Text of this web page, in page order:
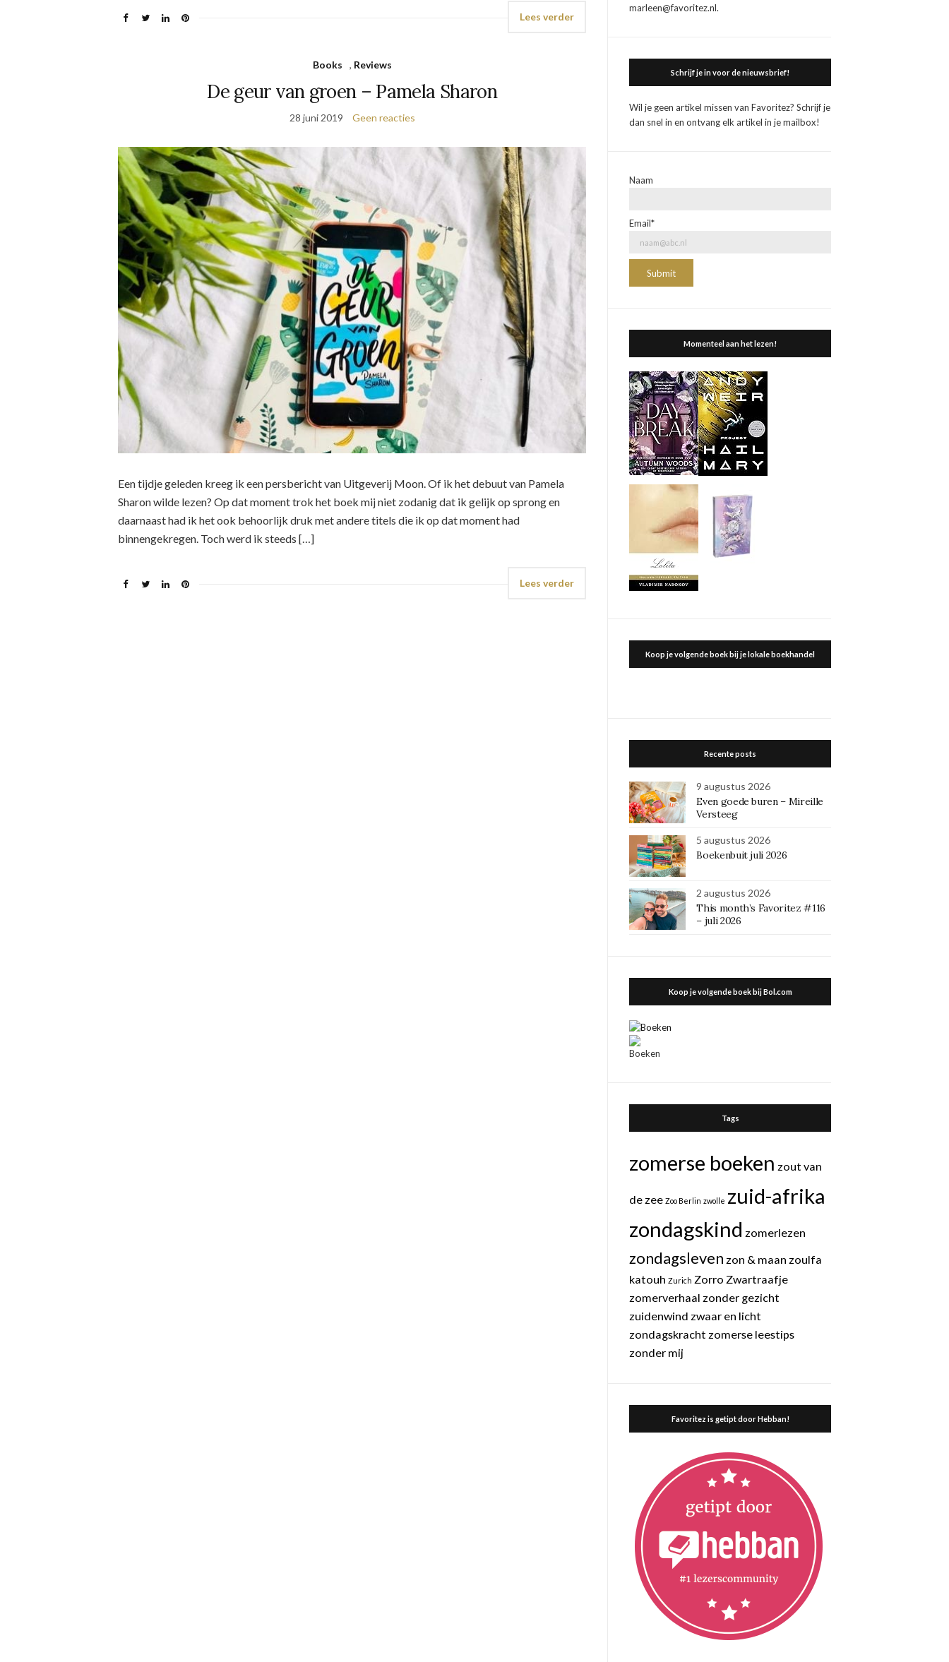
Lees verder
Books , Reviews
De geur van groen – Pamela Sharon
28 juni 2019 Geen reacties
Een tijdje geleden kreeg ik een persbericht van Uitgeverij Moon. Of ik het debuut van Pamela
Sharon wilde lezen? Op dat moment trok het boek mij niet zodanig dat ik gelijk op sprong en
daarnaast had ik het ook behoorlijk druk met andere titels die ik op dat moment had
binnengekregen. Toch werd ik steeds […]
Lees verder
marleen@favoritez.nl.
Schrijf je in voor de nieuwsbrief!
Wil je geen artikel missen van Favoritez? Schrijf je
dan snel in en ontvang elk artikel in je mailbox!
Naam
Email*
Momenteel aan het lezen!
Koop je volgende boek bij je lokale boekhandel
Recente posts
9 augustus 2026
Even goede buren – Mireille
Versteeg
5 augustus 2026
Boekenbuit juli 2026
2 augustus 2026
This month’s Favoritez #116
– juli 2026
Koop je volgende boek bij Bol.com
Tags
zomerse boeken zout van
de zee Zoo Berlin zwolle zuid-afrika
zondagskind zomerlezen
zondagsleven zon & maan zoulfa
katouh Zurich Zorro Zwartraafje
zomerverhaal zonder gezicht
zuidenwind zwaar en licht
zondagskracht zomerse leestips
zonder mij
Favoritez is getipt door Hebban!